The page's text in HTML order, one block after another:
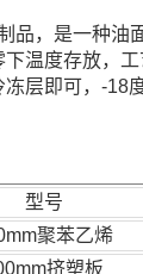
，是一种油
温度存放，
层即可，-18
型号
聚苯乙烯
挤塑板